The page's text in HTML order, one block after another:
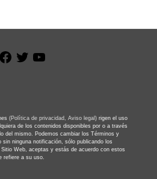
Facebook
Twitter
(Política de privacidad, Aviso legal) rigen el uso
de los contenidos disponibles por o a través
del mismo. Podemos cambiar los Términos y
ninguna notificación, sólo publicando los
Web, aceptas y estás de acuerdo con estos
refiere a su uso.